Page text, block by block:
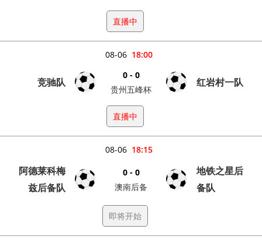
直播中
18:00
08-06
竞驰队
0 - 0
贵州五峰杯
红岩村一队
直播中
18:15
08-06
阿德莱科梅
兹后备队
0 - 0
澳南后备
地铁之星后
备队
即将开始